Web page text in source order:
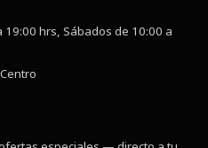
19:00 hrs, Sábados de 10:00 a